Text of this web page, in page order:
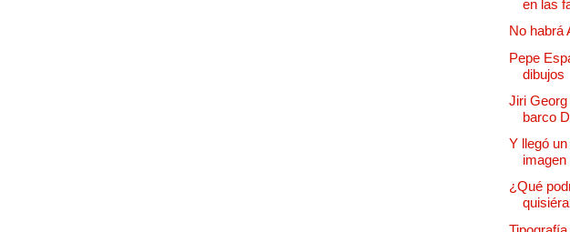
en las
No habrá
Pepe
dibujos
Jiri
barco
Y llegó
imagen
¿Qué